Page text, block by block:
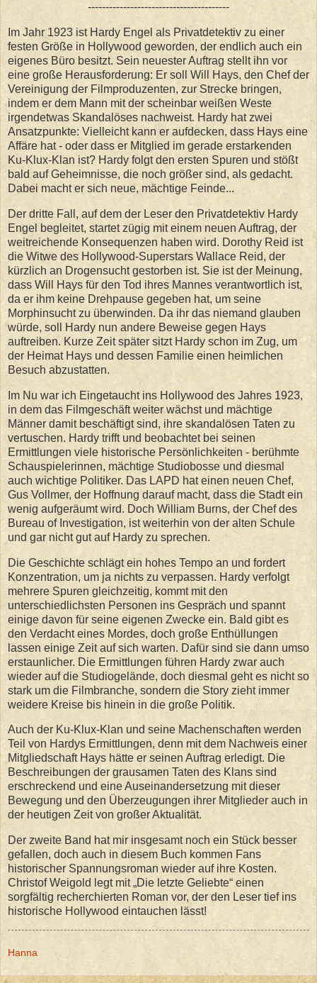
----------------------------------------
Im Jahr 1923 ist Hardy Engel als Privatdetektiv zu einer
festen Größe in Hollywood geworden, der endlich auch ein
eigenes Büro besitzt. Sein neuester Auftrag stellt ihn vor
eine große Herausforderung: Er soll Will Hays, den Chef der
Vereinigung der Filmproduzenten, zur Strecke bringen,
indem er dem Mann mit der scheinbar weißen Weste
irgendetwas Skandalöses nachweist. Hardy hat zwei
Ansatzpunkte: Vielleicht kann er aufdecken, dass Hays eine
Affäre hat - oder dass er Mitglied im gerade erstarkenden
Ku-Klux-Klan ist? Hardy folgt den ersten Spuren und stößt
bald auf Geheimnisse, die noch größer sind, als gedacht.
Dabei macht er sich neue, mächtige Feinde...
Der dritte Fall, auf dem der Leser den Privatdetektiv Hardy
Engel begleitet, startet zügig mit einem neuen Auftrag, der
weitreichende Konsequenzen haben wird. Dorothy Reid ist
die Witwe des Hollywood-Superstars Wallace Reid, der
kürzlich an Drogensucht gestorben ist. Sie ist der Meinung,
dass Will Hays für den Tod ihres Mannes verantwortlich ist,
da er ihm keine Drehpause gegeben hat, um seine
Morphinsucht zu überwinden. Da ihr das niemand glauben
würde, soll Hardy nun andere Beweise gegen Hays
auftreiben. Kurze Zeit später sitzt Hardy schon im Zug, um
der Heimat Hays und dessen Familie einen heimlichen
Besuch abzustatten.
Im Nu war ich Eingetaucht ins Hollywood des Jahres 1923,
in dem das Filmgeschäft weiter wächst und mächtige
Männer damit beschäftigt sind, ihre skandalösen Taten zu
vertuschen. Hardy trifft und beobachtet bei seinen
Ermittlungen viele historische Persönlichkeiten - berühmte
Schauspielerinnen, mächtige Studiobosse und diesmal
auch wichtige Politiker. Das LAPD hat einen neuen Chef,
Gus Vollmer, der Hoffnung darauf macht, dass die Stadt ein
wenig aufgeräumt wird. Doch William Burns, der Chef des
Bureau of Investigation, ist weiterhin von der alten Schule
und gar nicht gut auf Hardy zu sprechen.
Die Geschichte schlägt ein hohes Tempo an und fordert
Konzentration, um ja nichts zu verpassen. Hardy verfolgt
mehrere Spuren gleichzeitig, kommt mit den
unterschiedlichsten Personen ins Gespräch und spannt
einige davon für seine eigenen Zwecke ein. Bald gibt es
den Verdacht eines Mordes, doch große Enthüllungen
lassen einige Zeit auf sich warten. Dafür sind sie dann umso
erstaunlicher. Die Ermittlungen führen Hardy zwar auch
wieder auf die Studiogelände, doch diesmal geht es nicht so
stark um die Filmbranche, sondern die Story zieht immer
weidere Kreise bis hinein in die große Politik.
Auch der Ku-Klux-Klan und seine Machenschaften werden
Teil von Hardys Ermittlungen, denn mit dem Nachweis einer
Mitgliedschaft Hays hätte er seinen Auftrag erledigt. Die
Beschreibungen der grausamen Taten des Klans sind
erschreckend und eine Auseinandersetzung mit dieser
Bewegung und den Überzeugungen ihrer Mitglieder auch in
der heutigen Zeit von großer Aktualität.
Der zweite Band hat mir insgesamt noch ein Stück besser
gefallen, doch auch in diesem Buch kommen Fans
historischer Spannungsroman wieder auf ihre Kosten.
Christof Weigold legt mit „Die letzte Geliebte“ einen
sorgfältig recherchierten Roman vor, der den Leser tief ins
historische Hollywood eintauchen lässt!
Hanna